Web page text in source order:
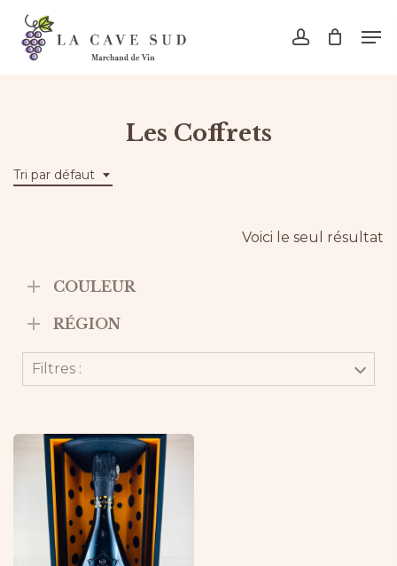
Skip
main
account
Les Coffrets
Tri par défaut
Voici le seul résultat
COULEUR
RÉGION
Filtres :